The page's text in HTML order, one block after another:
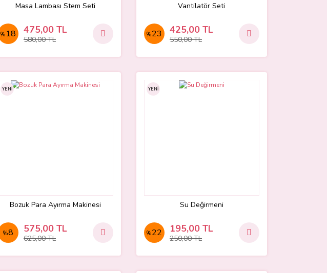
Masa Lambası Stem Seti
% 18 475,00 TL
580,00 TL
Vantilatör Seti
%23 425,00 TL
550,00 TL
YENİ
Bozuk Para Ayırma Makinesi
%8 575,00 TL
625,00 TL
YENİ
Su Değirmeni
%22 195,00 TL
250,00 TL